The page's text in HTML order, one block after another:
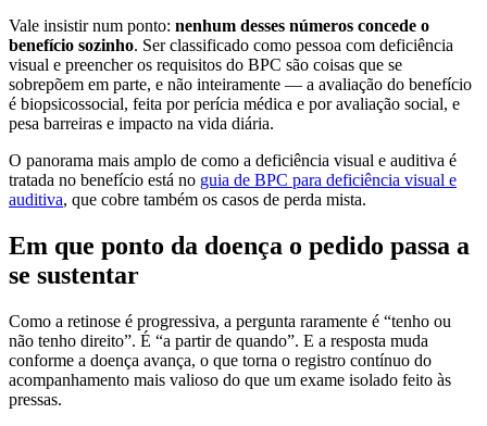
Vale insistir num ponto: nenhum desses números concede o
benefício sozinho. Ser classificado como pessoa com deficiência
visual e preencher os requisitos do BPC são coisas que se
sobrepõem em parte, e não inteiramente — a avaliação do benefício
é biopsicossocial, feita por perícia médica e por avaliação social, e
pesa barreiras e impacto na vida diária.
O panorama mais amplo de como a deficiência visual e auditiva é
tratada no benefício está no guia de BPC para deficiência visual e
auditiva, que cobre também os casos de perda mista.
Em que ponto da doença o pedido passa a
se sustentar
Como a retinose é progressiva, a pergunta raramente é “tenho ou
não tenho direito”. É “a partir de quando”. E a resposta muda
conforme a doença avança, o que torna o registro contínuo do
acompanhamento mais valioso do que um exame isolado feito às
pressas.